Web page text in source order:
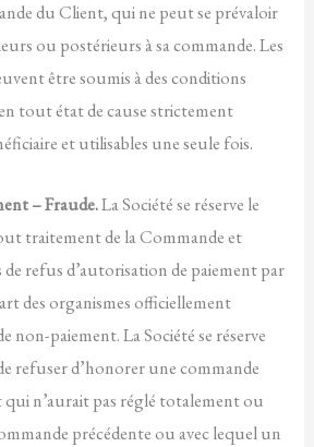
du Client, qui ne peut se prévaloir
ou postérieurs à sa commande. Les
être soumis à des conditions
tout état de cause strictement
et utilisables une seule fois.
– Fraude.La Société se réserve le
traitement de la Commande et
refus d’autorisation de paiement par
des organismes officiellement
non-paiement. La Société se réserve
refuser d’honorer une commande
n’aurait pas réglé totalement ou
précédente ou avec lequel un